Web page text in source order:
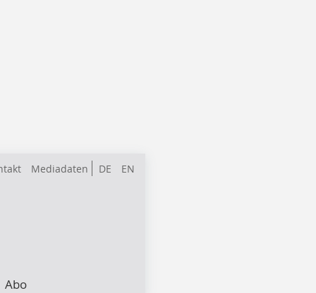
DE EN
Mediadaten
Abo